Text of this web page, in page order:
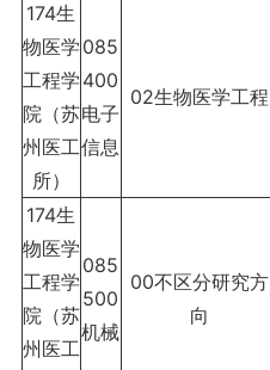
174生
物医学
工程学
院（苏
州医工
所）
085
400
电子
信息
02生物医学工程
174生
物医学
工程学
院（苏
州医工
085
500
机械
00不区分研究方
向